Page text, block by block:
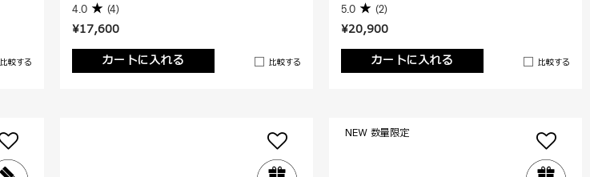
比較する
¥17,600
カートに入れる
比較する
4.0 (4)
¥20,900
カートに入れる
比較する
5.0 (2)
NEW 数量限定